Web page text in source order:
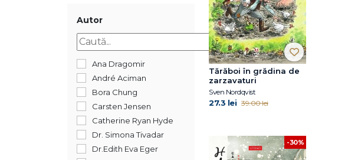
Autor
Ana Dragomir
André Aciman
Bora Chung
Carsten Jensen
Catherine Ryan Hyde
Dr. Simona Tivadar
Dr.Edith Eva Eger
Tărăboi în grădina de
zarzavaturi
Sven Nordqvist
27.3 lei 39.00 lei
-30%